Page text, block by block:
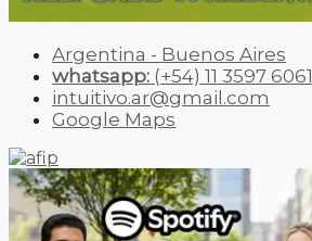
Argentina - Buenos Aires
whatsapp: (+54) 11 3597 6061
intuitivo.ar@gmail.com
Google Maps